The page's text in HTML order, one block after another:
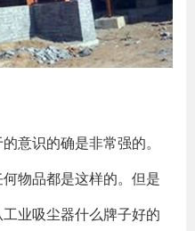
意识的确是非常强的。
物品都是这样的。但是
业吸尘器什么牌子好的